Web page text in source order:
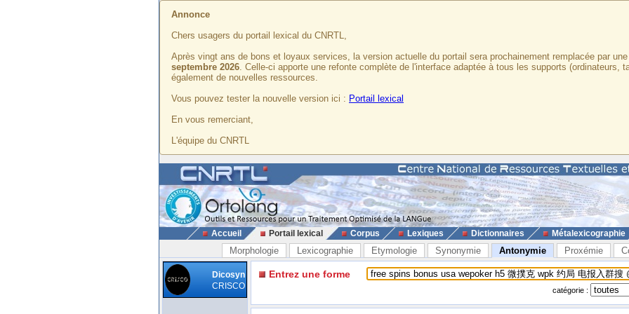
Annonce
Chers usagers du portail lexical du CNRTL,
Après vingt ans de bons et loyaux services, la version actuelle du portail sera prochainement remplacée par
septembre 2026. Celle-ci apporte une refonte complète de l'interface adaptée à tous les supports (ordinateurs,
également de nouvelles ressources.
Vous pouvez tester la nouvelle version ici : Portail lexical
En vous remerciant,
L'équipe du CNRTL
Accueil Portail lexical Corpus Lexiques Dictionnaires Métalexicographie
Morphologie Lexicographie Etymologie Synonymie Antonymie Proxémie
Dicosyn
CRISCO
Entrez une forme
catégorie :